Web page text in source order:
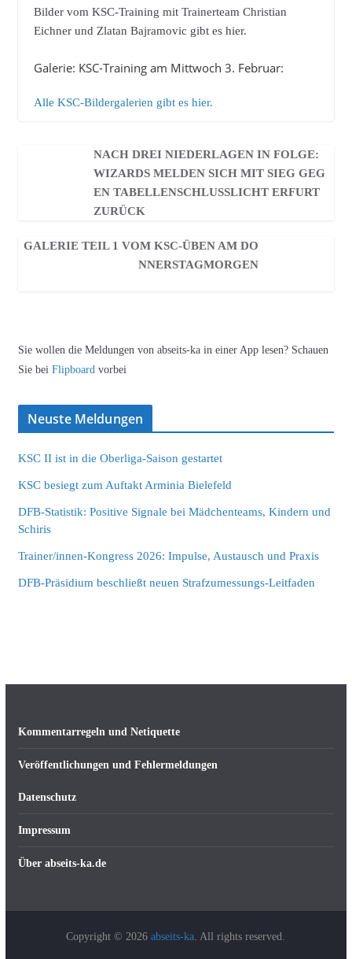
Bilder vom KSC-Training mit Trainerteam Christian
Eichner und Zlatan Bajramovic gibt es hier.
Galerie: KSC-Training am Mittwoch 3. Februar:
Alle KSC-Bildergalerien gibt es hier.
NACH DREI NIEDERLAGEN IN FOLGE:
WIZARDS MELDEN SICH MIT SIEG GEG
EN TABELLENSCHLUSSLICHT ERFURT
ZURÜCK
GALERIE TEIL 1 VOM KSC-ÜBEN AM DO
NNERSTAGMORGEN
Sie wollen die Meldungen von abseits-ka in einer App lesen? Schauen
Sie bei Flipboard vorbei
Neuste Meldungen
KSC II ist in die Oberliga-Saison gestartet
KSC besiegt zum Auftakt Arminia Bielefeld
DFB-Statistik: Positive Signale bei Mädchenteams, Kindern und
Schiris
Trainer/innen-Kongress 2026: Impulse, Austausch und Praxis
DFB-Präsidium beschließt neuen Strafzumessungs-Leitfaden
Kommentarregeln und Netiquette
Veröffentlichungen und Fehlermeldungen
Datenschutz
Impressum
Über abseits-ka.de
Copyright © 2026abseits-ka. All rights reserved.